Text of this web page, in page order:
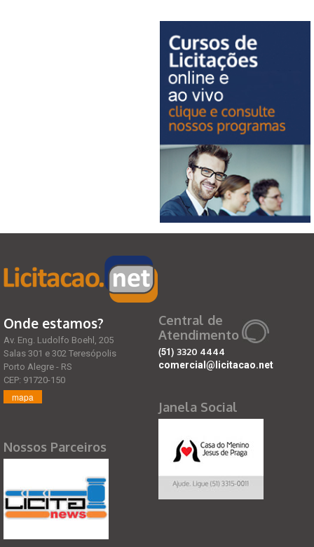
Onde estamos?
Av. Eng. Ludolfo Boehl, 205
Salas 301 e 302 Teresópolis
Porto Alegre - RS
CEP: 91720-150
mapa
Nossos Parceiros
Central de
Atendimento
(51) 3320 4444
comercial@licitacao.net
Janela Social